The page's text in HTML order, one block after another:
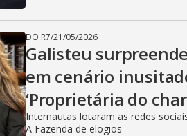
DO R7/21/05/2026
Galisteu
em cenário
‘Proprietária do
Internautas lotaram as redes
A Fazenda de elogios